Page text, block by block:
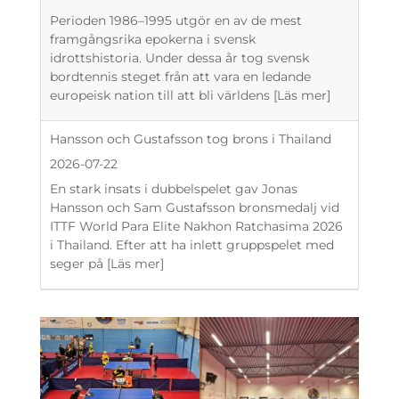
Perioden 1986–1995 utgör en av de mest
framgångsrika epokerna i svensk
idrottshistoria. Under dessa år tog svensk
bordtennis steget från att vara en ledande
europeisk nation till att bli världens [Läs mer]
Hansson och Gustafsson tog brons i Thailand
2026-07-22
En stark insats i dubbelspelet gav Jonas
Hansson och Sam Gustafsson bronsmedalj vid
ITTF World Para Elite Nakhon Ratchasima 2026
i Thailand. Efter att ha inlett gruppspelet med
seger på [Läs mer]